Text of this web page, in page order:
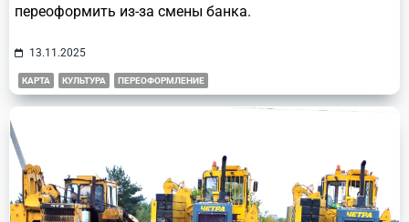
переоформить из-за смены банка.
13.11.2025
КАРТА КУЛЬТУРА ПЕРЕОФОРМЛЕНИЕ